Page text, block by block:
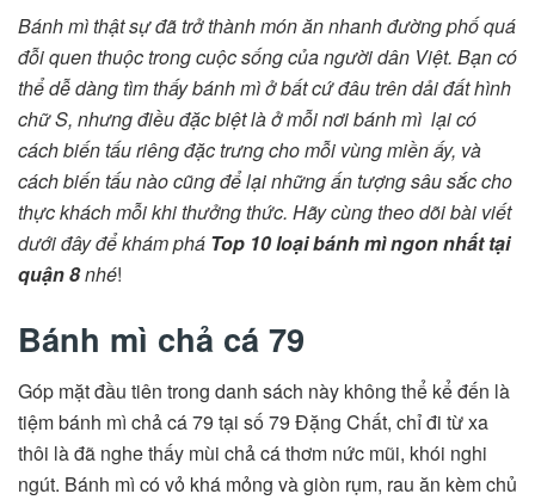
Bánh mì thật sự đã trở thành món ăn nhanh đường phố quá
đỗi quen thuộc trong cuộc sống của người dân Việt. Bạn có
thể dễ dàng tìm thấy bánh mì ở bất cứ đâu trên dải đất hình
chữ S, nhưng điều đặc biệt là ở mỗi nơi bánh mì lại có
cách biến tấu riêng đặc trưng cho mỗi vùng miền ấy, và
cách biến tấu nào cũng để lại những ấn tượng sâu sắc cho
thực khách mỗi khi thưởng thức. Hãy cùng theo dõi bài viết
dưới đây để khám phá Top 10 loại bánh mì ngon nhất tại
quận 8nhé!
Bánh mì chả cá 79
Góp mặt đầu tiên trong danh sách này không thể kể đến là
tiệm bánh mì chả cá 79 tại số 79 Đặng Chất, chỉ đi từ xa
thôi là đã nghe thấy mùi chả cá thơm nức mũi, khói nghi
ngút. Bánh mì có vỏ khá mỏng và giòn rụm, rau ăn kèm chủ